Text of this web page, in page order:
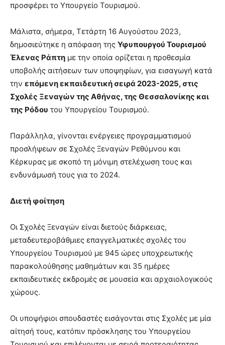
προσφέρει το Υπουργείο Τουρισμού.
Μάλιστα, σήμερα, Τετάρτη 16 Αυγούστου 2023,
δημοσιεύτηκε η απόφαση της Υφυπουργού Τουρισμού
Έλενας Ράπτη με την οποία ορίζεται η προθεσμία
υποβολής αιτήσεων των υποψηφίων, για εισαγωγή κατά
την επόμενη εκπαιδευτική σειρά 2023-2025, στις
Σχολές Ξεναγών της Αθήνας, της Θεσσαλονίκης και
της Ρόδου του Υπουργείου Τουρισμού.
Παράλληλα, γίνονται ενέργειες προγραμματισμού
προσλήψεων σε Σχολές Ξεναγών Ρεθύμνου και
Κέρκυρας με σκοπό τη μόνιμη στελέχωση τους και
ενδυνάμωσή τους για το 2024.
Διετή φοίτηση
Οι Σχολές Ξεναγών είναι διετούς διάρκειας,
μεταδευτεροβάθμιες επαγγελματικές σχολές του
Υπουργείου Τουρισμού με 945 ώρες υποχρεωτικής
παρακολούθησης μαθημάτων και 35 ημέρες
εκπαιδευτικές εκδρομές σε μουσεία και αρχαιολογικούς
χώρους.
Οι υποψήφιοι σπουδαστές εισάγονται στις Σχολές με μία
αίτησή τους, κατόπιν πρόσκλησης του Υπουργείου